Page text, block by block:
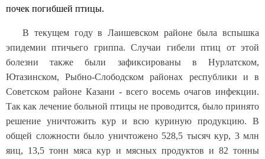
почек погибшей птицы.
В текущем году в Лаишевском районе была вспышка
эпидемии птичьего гриппа. Случаи гибели птиц от этой
болезни также были зафиксированы в Нурлатском,
Ютазинском, Рыбно-Слободском районах республики и в
Советском районе Казани - всего восемь очагов инфекции.
Так как лечение больной птицы не проводится, было принято
решение уничтожить кур и всю куриную продукцию. В
общей сложности было уничтожено 528,5 тысяч кур, 3 млн
яиц, 13,5 тонн мяса кур и мясных продуктов и 82 тонны